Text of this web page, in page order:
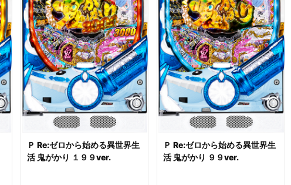
Ｐ Re:ゼロから始める異世界生
活 鬼がかり １９９ver.
Ｐ Re:ゼロから始める異世界生
活 鬼がかり ９９ver.